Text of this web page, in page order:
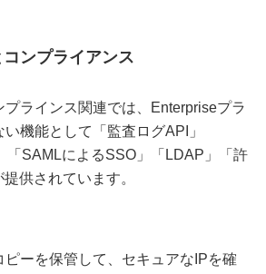
ンプライアンス
プラインス関連では、Enterpriseプラ
機能として「監査ログAPI」
「SAMLによるSSO」「LDAP」「許
供されています。
ピーを保管して、セキュアなIPを確